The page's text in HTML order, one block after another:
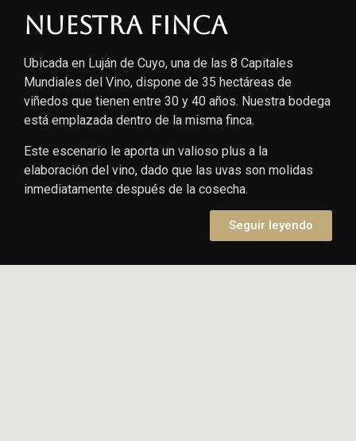
Nuestra finca
Ubicada en Luján de Cuyo, una de las 8 Capitales
Mundiales del Vino, dispone de 35 hectáreas de
viñedos que tienen entre 30 y 40 años. Nuestra bodega
está emplazada dentro de la misma finca.
Este escenario le aporta un valioso plus a la
elaboración del vino, dado que las uvas son molidas
inmediatamente después de la cosecha.
Seguir leyendo